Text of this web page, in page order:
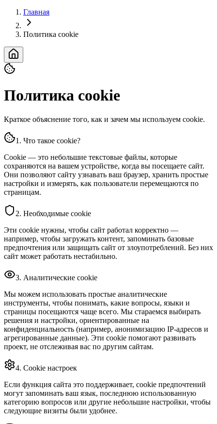
Главная
Политика cookie
Политика cookie
Краткое объяснение того, как и зачем мы используем cookie.
1. Что такое cookie?
Cookie — это небольшие текстовые файлы, которые
сохраняются на вашем устройстве, когда вы посещаете сайт.
Они позволяют сайту узнавать ваш браузер, хранить простые
настройки и измерять, как пользователи перемещаются по
страницам.
2. Необходимые cookie
Эти cookie нужны, чтобы сайт работал корректно —
например, чтобы загружать контент, запоминать базовые
предпочтения или защищать сайт от злоупотреблений. Без них
сайт может работать нестабильно.
3. Аналитические cookie
Мы можем использовать простые аналитические
инструменты, чтобы понимать, какие вопросы, языки и
страницы посещаются чаще всего. Мы стараемся выбирать
решения и настройки, ориентированные на
конфиденциальность (например, анонимизацию IP‑адресов и
агрегированные данные). Эти cookie помогают развивать
проект, не отслеживая вас по другим сайтам.
4. Cookie настроек
Если функция сайта это поддерживает, cookie предпочтений
могут запоминать ваш язык, последнюю использованную
категорию вопросов или другие небольшие настройки, чтобы
следующие визиты были удобнее.